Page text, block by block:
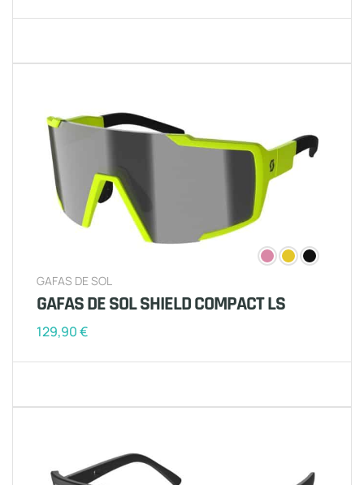
GAFAS DE SOL
GAFAS DE SOL SHIELD COMPACT LS
129,90€